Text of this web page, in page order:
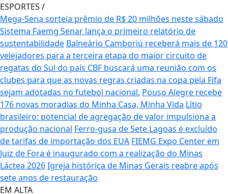
ESPORTES /
Mega-Sena sorteia prêmio de R$ 20 milhões neste sábado
Sistema Faemg Senar lança o primeiro relatório de
sustentabilidade Balneário Camboriú receberá mais de 120
velejadores para a terceira etapa do maior circuito de
regatas do Sul do país CBF buscará uma reunião com os
clubes para que as novas regras criadas na copa pela Fifa
sejam adotadas no futebol nacional. Pouso Alegre recebe
176 novas moradias do Minha Casa, Minha Vida Lítio
brasileiro: potencial de agregação de valor impulsiona a
produção nacional Ferro-gusa de Sete Lagoas é excluído
de tarifas de importação dos EUA FIEMG Expo Center em
Juiz de Fora é inaugurado com a realização do Minas
Láctea 2026Igreja histórica de Minas Gerais reabre após
sete anos de restauração
EM ALTA